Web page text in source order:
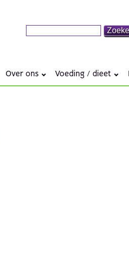
Over ons Voeding / dieet